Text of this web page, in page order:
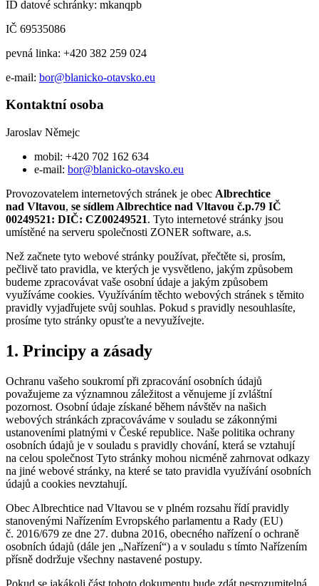
ID datové schránky: mkanqpb
IČ 69535086
pevná linka: +420 382 259 024
e-mail: bor@blanicko-otavsko.eu
Kontaktní osoba
Jaroslav Němejc
mobil: +420 702 162 634
e-mail: bor@blanicko-otavsko.eu
Provozovatelem internetových stránek je obec Albrechtice
nad Vltavou, se sídlem Albrechtice nad Vltavou č.p.79 IČ
00249521: DIČ: CZ00249521. Tyto internetové stránky jsou
umístěné na serveru společnosti ZONER software, a.s.
Než začnete tyto webové stránky používat, přečtěte si, prosím,
pečlivě tato pravidla, ve kterých je vysvětleno, jakým způsobem
budeme zpracovávat vaše osobní údaje a jakým způsobem
využíváme cookies. Využíváním těchto webových stránek s těmito
pravidly vyjadřujete svůj souhlas. Pokud s pravidly nesouhlasíte,
prosíme tyto stránky opusťte a nevyužívejte.
1. Principy a zásady
Ochranu vašeho soukromí při zpracování osobních údajů
považujeme za významnou záležitost a věnujeme jí zvláštní
pozornost. Osobní údaje získané během návštěv na našich
webových stránkách zpracováváme v souladu se zákonnými
ustanoveními platnými v České republice. Naše politika ochrany
osobních údajů je v souladu s pravidly chování, která se vztahují
na celou společnost Tyto stránky mohou nicméně zahrnovat odkazy
na jiné webové stránky, na které se tato pravidla využívání osobních
údajů a cookies nevztahují.
Obec Albrechtice nad Vltavou se v plném rozsahu řídí pravidly
stanovenými Nařízením Evropského parlamentu a Rady (EU)
č. 2016/679 ze dne 27. dubna 2016, obecného nařízení o ochraně
osobních údajů (dále jen „Nařízení“) a v souladu s tímto Nařízením
přísně dodržuje všechny nastavené postupy.
Pokud se jakákoli část tohoto dokumentu bude zdát nesrozumitelná